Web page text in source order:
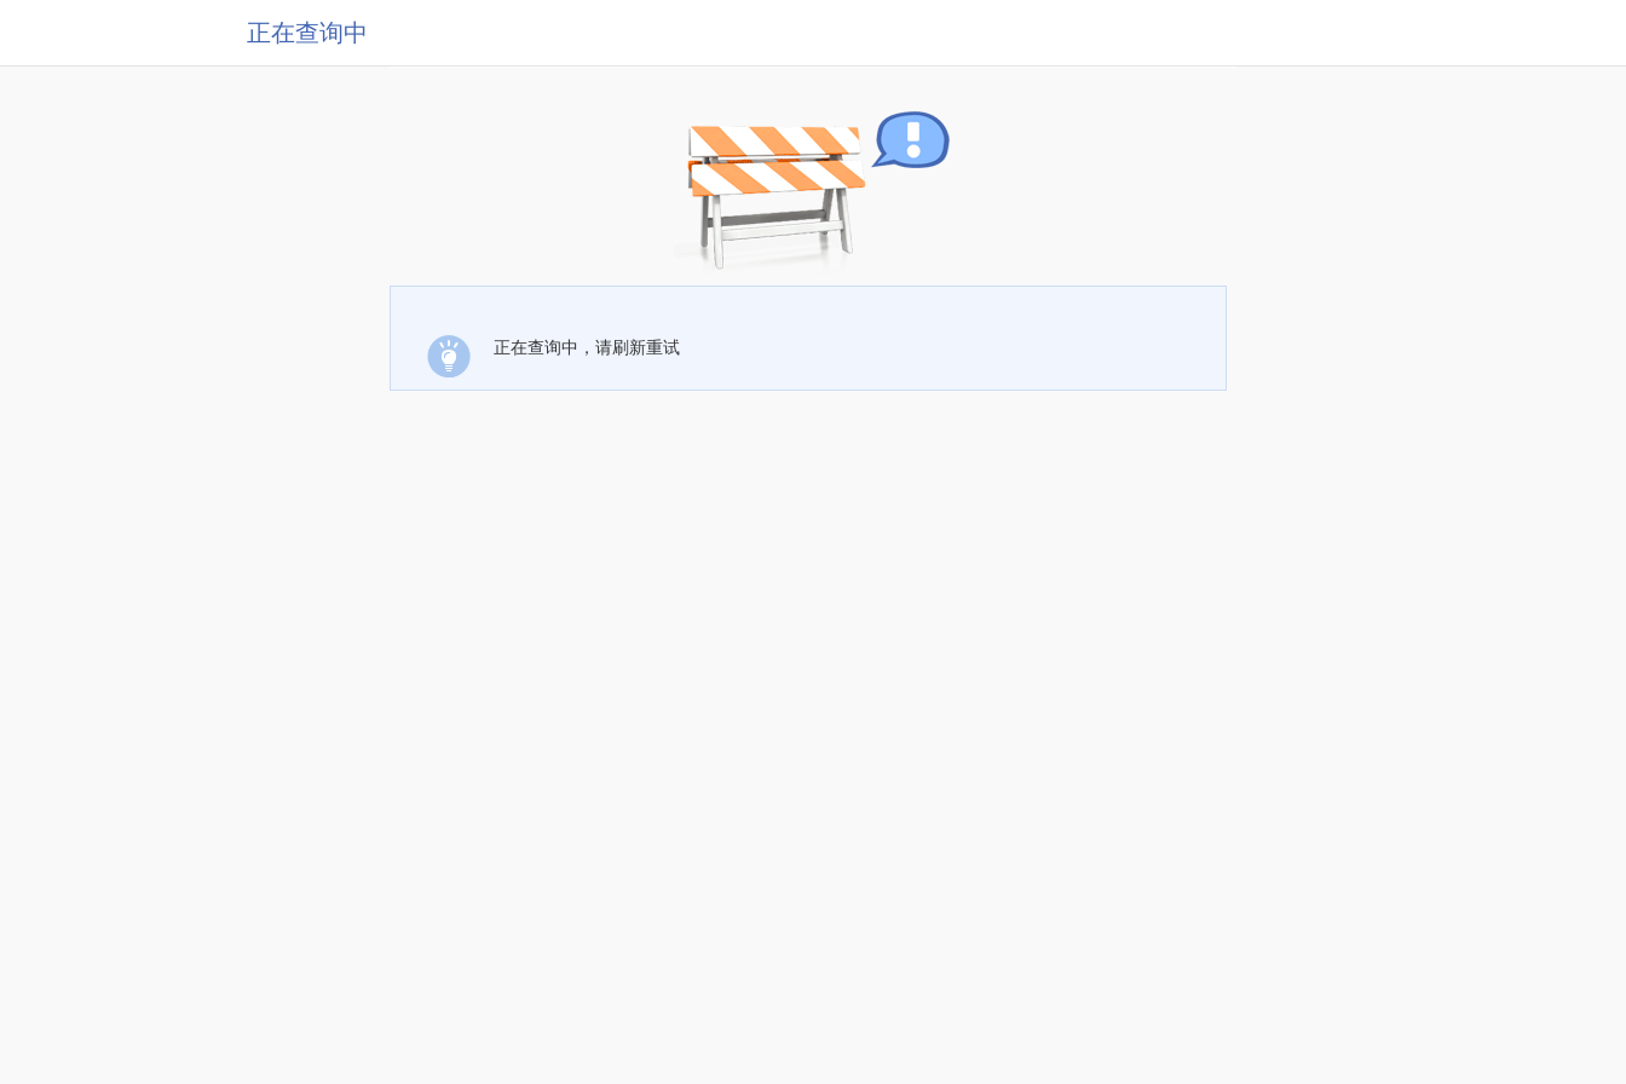
正在查询中
正在查询中，请刷新重试